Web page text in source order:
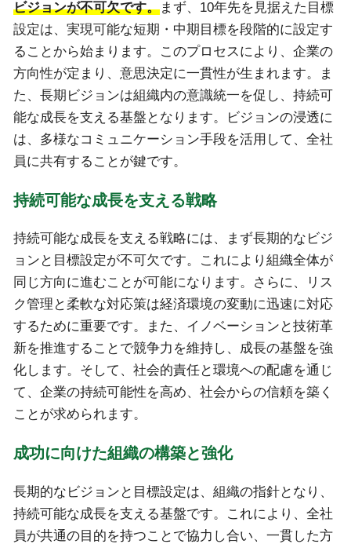
ビジョンが不可欠です。まず、10年先を見据えた目標
設定は、実現可能な短期・中期目標を段階的に設定す
ることから始まります。このプロセスにより、企業の
方向性が定まり、意思決定に一貫性が生まれます。ま
た、長期ビジョンは組織内の意識統一を促し、持続可
能な成長を支える基盤となります。ビジョンの浸透に
は、多様なコミュニケーション手段を活用して、全社
員に共有することが鍵です。
持続可能な成長を支える戦略
持続可能な成長を支える戦略には、まず長期的なビジ
ョンと目標設定が不可欠です。これにより組織全体が
同じ方向に進むことが可能になります。さらに、リス
ク管理と柔軟な対応策は経済環境の変動に迅速に対応
するために重要です。また、イノベーションと技術革
新を推進することで競争力を維持し、成長の基盤を強
化します。そして、社会的責任と環境への配慮を通じ
て、企業の持続可能性を高め、社会からの信頼を築く
ことが求められます。
成功に向けた組織の構築と強化
長期的なビジョンと目標設定は、組織の指針となり、
持続可能な成長を支える基盤です。これにより、全社
員が共通の目的を持つことで協力し合い、一貫した方